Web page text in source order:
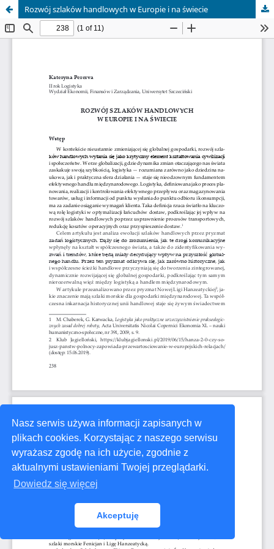
Nasz serwis używa informacji zapisanych w
plikach cookies. Korzystając z naszego serwisu
wyrażasz zgodę na ich użycie, zgodnie z
aktualnymi ustawieniami Twojej przeglądarki.
Dowiedz się więcej
Akceptuję
Rozwój szlaków handlowych w Europie i na świecie